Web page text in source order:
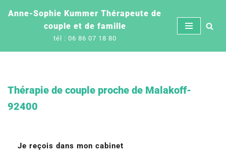
contenu
Anne-Sophie Kummer Thérapeute de
couple et de famille
tél : 06 86 07 18 80
Thérapie de couple proche de Malakoff-
92400
Je reçois dans mon cabinet